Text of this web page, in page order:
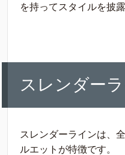
を持ってスタイルを披
スレンダー
スレンダーラインは、
ルエットが特徴です。